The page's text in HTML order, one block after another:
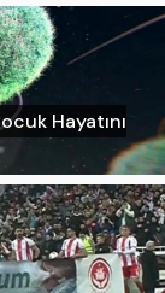
Hayatını